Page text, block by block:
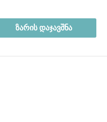
ზარის დაჯავშნა